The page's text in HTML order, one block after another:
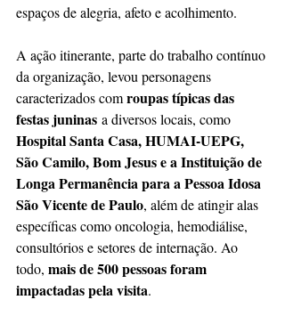
espaços de alegria, afeto e acolhimento.
A ação itinerante, parte do trabalho contínuo
da organização, levou personagens
caracterizados com roupas típicas das
festas juninas a diversos locais, como
Hospital Santa Casa, HUMAI-UEPG,
São Camilo, Bom Jesus e a Instituição de
Longa Permanência para a Pessoa Idosa
São Vicente de Paulo, além de atingir alas
específicas como oncologia, hemodiálise,
consultórios e setores de internação. Ao
todo, mais de 500 pessoas foram
impactadas pela visita.